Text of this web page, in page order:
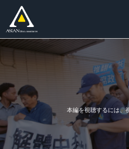
本編を視聴するには、